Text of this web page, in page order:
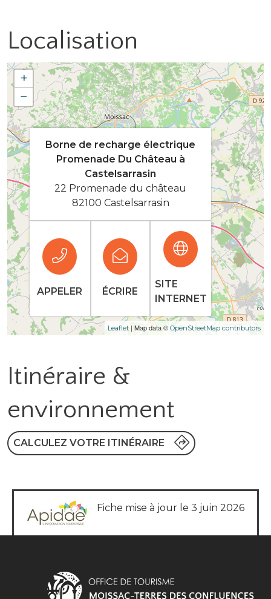
Localisation
+
−
Leaflet | Map data © OpenStreetMap contributors
Borne de recharge électrique
Promenade Du Château à
Castelsarrasin
22 Promenade du château
82100 Castelsarrasin
APPELER ÉCRIRE
SITE
INTERNET
Itinéraire &
environnement
CALCULEZ VOTRE ITINÉRAIRE
Fiche mise à jour le 3 juin 2026